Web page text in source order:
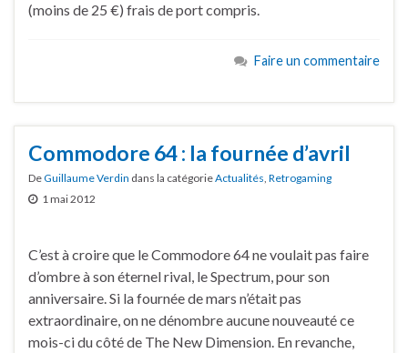
(moins de 25 €) frais de port compris.
Faire un commentaire
Commodore 64 : la fournée d’avril
DeGuillaume Verdin dans la catégorieActualités Retrogaming
1 mai 2012
C’est à croire que le Commodore 64 ne voulait pas faire
d’ombre à son éternel rival, le Spectrum, pour son
anniversaire. Si la fournée de mars n’était pas
extraordinaire, on ne dénombre aucune nouveauté ce
mois-ci du côté de The New Dimension. En revanche,